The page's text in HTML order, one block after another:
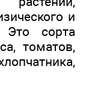
и
Это сорта
томатов,